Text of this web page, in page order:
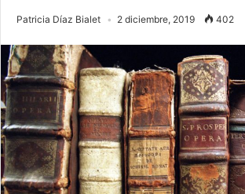
Patricia Díaz Bialet 2 diciembre, 2019 402